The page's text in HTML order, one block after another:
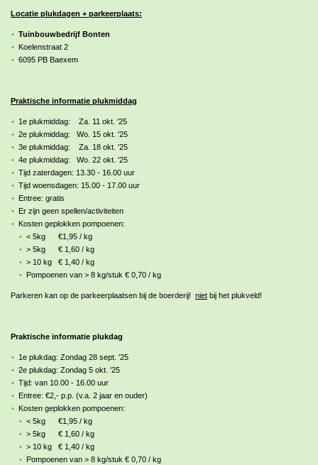
Locatie plukdagen + parkeerplaats:
Tuinbouwbedrijf Bonten
Koelenstraat 2
6095 PB Baexem
Praktische informatie plukmiddag
1e plukmiddag: Za. 11 okt. '25
2e plukmiddag: Wo. 15 okt. '25
3e plukmiddag: Za. 18 okt. '25
4e plukmiddag: Wo. 22 okt. '25
Tijd zaterdagen: 13.30 - 16.00 uur
Tijd woensdagen: 15.00 - 17.00 uur
Entree: gratis
Er zijn geen spellen/activiteiten
Kosten geplokken pompoenen:
< 5kg €1,95 / kg
> 5kg € 1,60 / kg
> 10 kg € 1,40 / kg
Pompoenen van > 8 kg/stuk € 0,70 / kg
Parkeren kan op de parkeerplaatsen bij de boerderij! niet bij het plukveld!
Praktische informatie plukdag
1e plukdag: Zondag 28 sept. '25
2e plukdag: Zondag 5 okt. '25
Tijd: van 10.00 - 16.00 uur
Entree: €2,- p.p. (v.a. 2 jaar en ouder)
Kosten geplokken pompoenen:
< 5kg €1,95 / kg
> 5kg € 1,60 / kg
> 10 kg € 1,40 / kg
Pompoenen van > 8 kg/stuk € 0,70 / kg